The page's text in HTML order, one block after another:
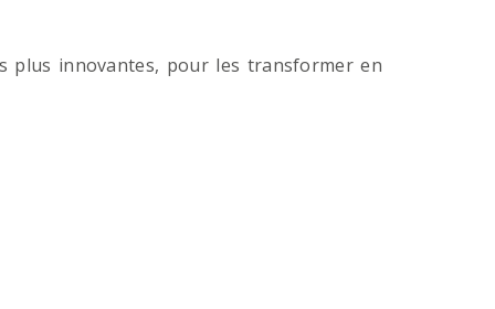
plus innovantes, pour les transformer en